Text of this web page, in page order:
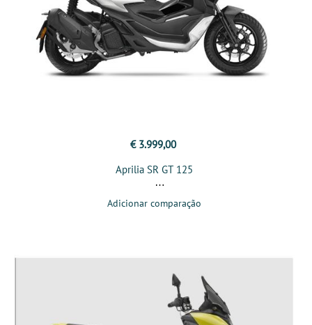
€ 3.999,00
Aprilia SR GT 125
Adicionar comparação